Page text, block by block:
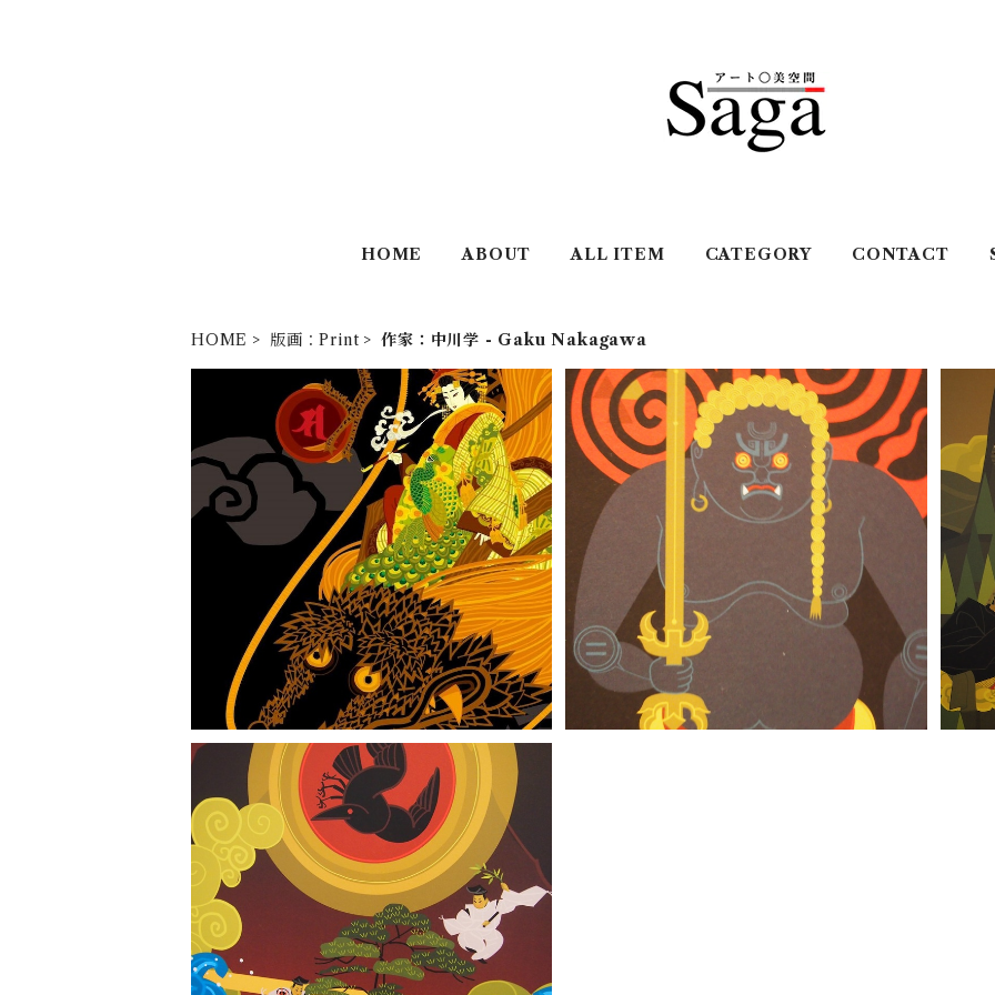
HOME ABOUT ALL ITEM CATEGORY CONTACT
HOME 版画：Print 作家：中川学 - Gaku Nakagawa
「鬼神力 - Kishinriki 」 中川学 - G
aku Nakagawa
¥88,000
「fudo2021_blue 」 中川学
- Gaku Nakagawa
「
「nippon mandala east」 中川学 -
Gaku Nakagawa
¥275,000